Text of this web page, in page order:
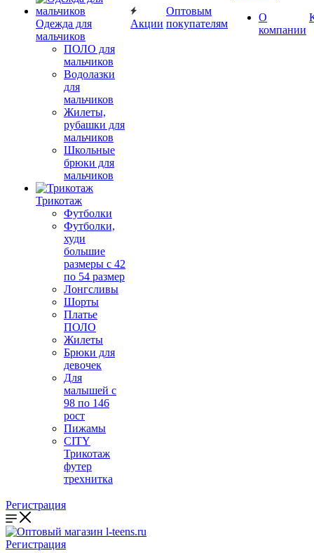
Одежда для
мальчиков
ПОЛО для
мальчиков
Водолазки
для
мальчиков
Жилеты,
рубашки для
мальчиков
Школьные
брюки для
мальчиков
Трикотаж
Футболки
Футболки,
худи
большие
размеры с 42
по 54 размер
Лонгсливы
Шорты
Платье
ПОЛО
Жилеты
Брюки для
девочек
Для
малышей с
98 по 146
рост
Пижамы
CITY
Трикотаж
футер
трехнитка
Акции
Оптовым
покупателям
О
компании
Регистрация
Регистрация